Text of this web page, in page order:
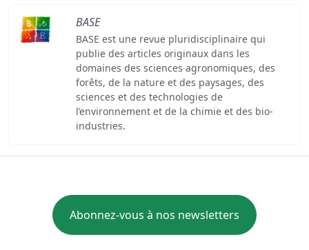
BASE
BASE est une revue pluridisciplinaire qui
publie des articles originaux dans les
domaines des sciences agronomiques, des
forêts, de la nature et des paysages, des
sciences et des technologies de
l’environnement et de la chimie et des bio-
industries.
Abonnez-vous à nos newsletters